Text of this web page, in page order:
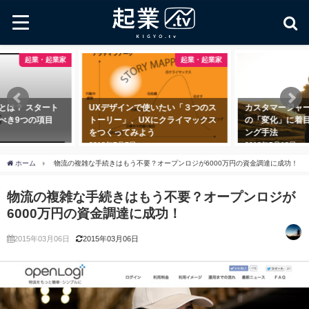
業・起業家
タート
項目
起業・起業家
UXデザインで使いたい「３つのス
トーリー」、UXにクライマックス
をつくってみよう
2018年7月7日
カスタマージャーニーと
の「変化」に着目するマ
ング手法
2018年5月18日
ホーム 物流の複雑な手続きはもう不要？オープンロジが6000万円の資金調達に成功！
物流の複雑な手続きはもう不要？オープンロジが
6000万円の資金調達に成功！
2015年03月06日 2015年03月06日